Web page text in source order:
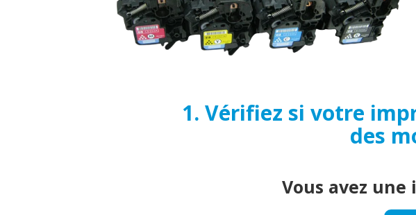
1. Vérifiez si votre
des
Vous avez